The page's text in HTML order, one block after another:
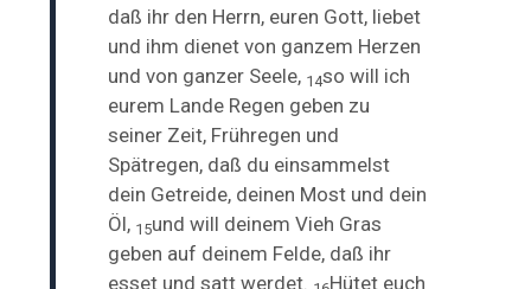
daß ihr den Herrn, euren Gott, liebet
und ihm dienet von ganzem Herzen
und von ganzer Seele, 14so will ich
eurem Lande Regen geben zu
seiner Zeit, Frühregen und
Spätregen, daß du einsammelst
dein Getreide, deinen Most und dein
Öl, 15und will deinem Vieh Gras
geben auf deinem Felde, daß ihr
esset und satt werdet.
Hütet euch